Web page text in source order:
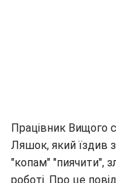
Працівник Вищого
Ляшок, який їздив
"копам" "пиячити",
роботі. Про це